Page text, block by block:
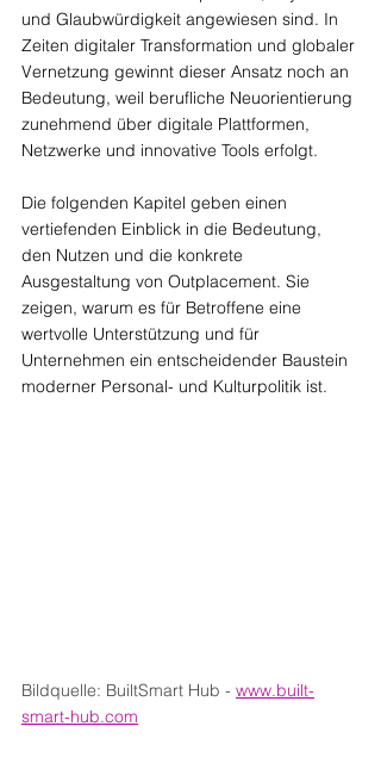
und Glaubwürdigkeit angewiesen sind. In
Zeiten digitaler Transformation und globaler
Vernetzung gewinnt dieser Ansatz noch an
Bedeutung, weil berufliche Neuorientierung
zunehmend über digitale Plattformen,
Netzwerke und innovative Tools erfolgt.
Die folgenden Kapitel geben einen
vertiefenden Einblick in die Bedeutung,
den Nutzen und die konkrete
Ausgestaltung von Outplacement. Sie
zeigen, warum es für Betroffene eine
wertvolle Unterstützung und für
Unternehmen ein entscheidender Baustein
moderner Personal- und Kulturpolitik ist.
Bildquelle: BuiltSmart Hub - www.built-
smart-hub.com